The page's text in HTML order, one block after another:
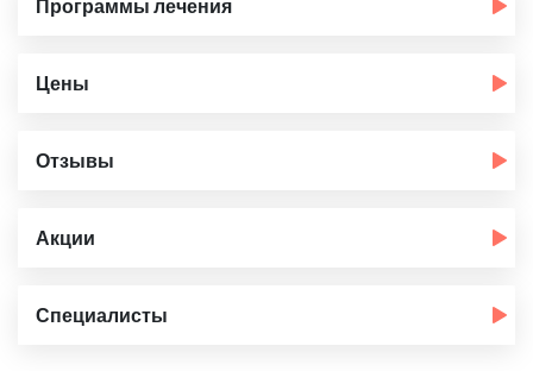
Программы лечения
Цены
Отзывы
Акции
Специалисты